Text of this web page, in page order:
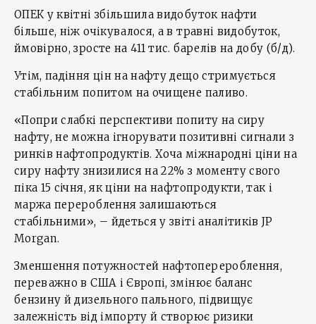
ОПЕК у квітні збільшила видобуток нафти
більше, ніж очікувалося, а в травні видобуток,
ймовірно, зросте на 411 тис. барелів на добу (б/д).
Утім, падіння цін на нафту дещо стримується
стабільним попитом на очищене паливо.
«Попри слабкі перспективи попиту на сиру
нафту, не можна ігнорувати позитивні сигнали з
ринків нафтопродуктів. Хоча міжнародні ціни на
сиру нафту знизилися на 22% з моменту свого
піка 15 січня, як ціни на нафтопродукти, так і
маржа перероблення залишаються
стабільними», – йдеться у звіті аналітиків JP
Morgan.
Зменшення потужностей нафтоперероблення,
переважно в США і Європі, змінює баланс
бензину й дизельного пального, підвищує
залежність від імпорту й створює ризики